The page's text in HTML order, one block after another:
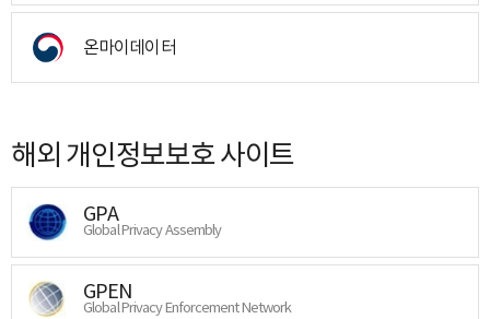
온마이데이터
해외 개인정보보호 사이트
GPA
Global Privacy Assembly
GPEN
Global Privacy Enforcement Network